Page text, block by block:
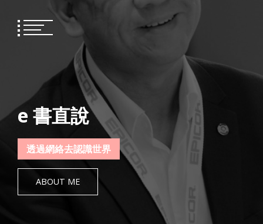
content
e 書直說
透過網絡去認識世界
ABOUT ME